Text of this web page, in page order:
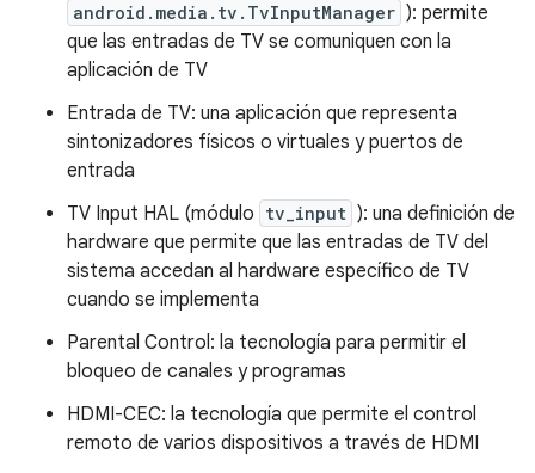
android.media.tv.TvInputManager ): permite
que las entradas de TV se comuniquen con la
aplicación de TV
Entrada de TV: una aplicación que representa
sintonizadores físicos o virtuales y puertos de
entrada
TV Input HAL (módulo tv_input ): una definición de
hardware que permite que las entradas de TV del
sistema accedan al hardware específico de TV
cuando se implementa
Parental Control: la tecnología para permitir el
bloqueo de canales y programas
HDMI-CEC: la tecnología que permite el control
remoto de varios dispositivos a través de HDMI